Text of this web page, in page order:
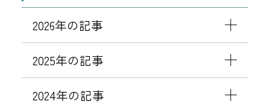
2026年の記事
2025年の記事
2024年の記事